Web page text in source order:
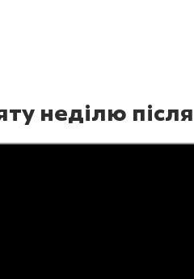
неділю